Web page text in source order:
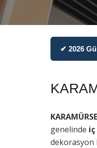
✔ 2026
genelinde
dekorasyon